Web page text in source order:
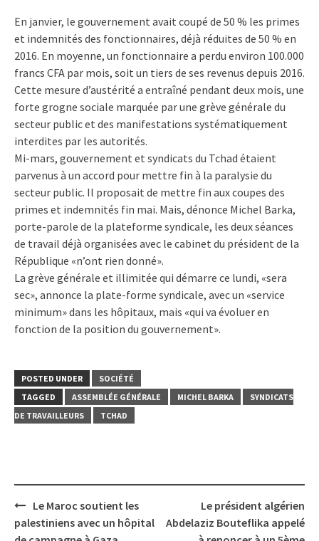
En janvier, le gouvernement avait coupé de 50 % les primes
et indemnités des fonctionnaires, déjà réduites de 50 % en
2016. En moyenne, un fonctionnaire a perdu environ 100.000
francs CFA par mois, soit un tiers de ses revenus depuis 2016.
Cette mesure d’austérité a entraîné pendant deux mois, une
forte grogne sociale marquée par une grève générale du
secteur public et des manifestations systématiquement
interdites par les autorités.
Mi-mars, gouvernement et syndicats du Tchad étaient
parvenus à un accord pour mettre fin à la paralysie du
secteur public. Il proposait de mettre fin aux coupes des
primes et indemnités fin mai. Mais, dénonce Michel Barka,
porte-parole de la plateforme syndicale, les deux séances
de travail déjà organisées avec le cabinet du président de la
République «n’ont rien donné».
La grève générale et illimitée qui démarre ce lundi, «sera
sec», annonce la plate-forme syndicale, avec un «service
minimum» dans les hôpitaux, mais «qui va évoluer en
fonction de la position du gouvernement».
POSTED UNDER
SOCIÉTÉ
TAGGED
ASSEMBLÉE GÉNÉRALE MICHEL BARKA
SYNDICATS
DE TRAVAILLEURS
TCHAD
Post
navigation
Le Maroc soutient les
palestiniens avec un hôpital
Le président algérien
Abdelaziz Bouteflika appelé